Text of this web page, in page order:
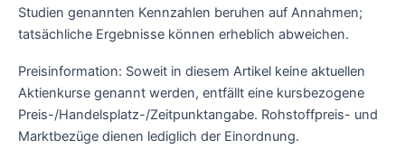
Studien genannten Kennzahlen beruhen auf Annahmen;
tatsächliche Ergebnisse können erheblich abweichen.
Preisinformation: Soweit in diesem Artikel keine aktuellen
Aktienkurse genannt werden, entfällt eine kursbezogene
Preis-/Handelsplatz-/Zeitpunktangabe. Rohstoffpreis- und
Marktbezüge dienen lediglich der Einordnung.